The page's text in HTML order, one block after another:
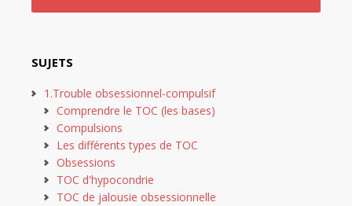
SUJETS
1.Trouble obsessionnel-compulsif
Comprendre le TOC (les bases)
Compulsions
Les différents types de TOC
Obsessions
TOC d'hypocondrie
TOC de jalousie obsessionnelle